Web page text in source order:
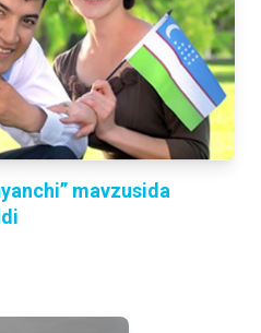
mavzusida